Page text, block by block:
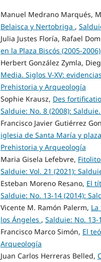
Manuel Medrano Marqués,
Belaisca y Nertobriga ,
Julia Justes Floría, Rafael
en la Plaza Biscós (2005-2006)
Herbert González Zymla,
Media. Siglos V-XV:
Prehistoria y Arqueología
Sophie Krausz, Des
Salduie: No. 8 (2008):
Francisco Javier Gutiérrez
iglesia de Santa María y
Prehistoria y Arqueología
Maria Gisela Lefebvre,
Salduie: Vol. 21 (2021):
Esteban Moreno Resano, El
Salduie: No. 13-14 (2014):
Vicente M. Ramón Palerm,
los Ángeles , Salduie: No.
Francisco Marco Simón, El
Arqueología
Juan Carlos Herreras Belled,